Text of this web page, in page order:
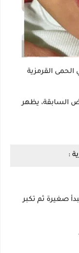
الحمى القرمزية
السابقة، يظهر
:
صغيرة ثم تكبر